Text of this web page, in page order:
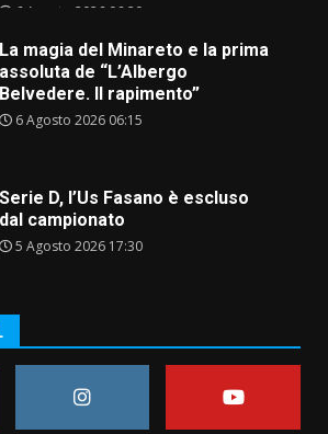
6 Agosto 2026 06:20
La magia del Minareto e la prima
assoluta de “L’Albergo
Belvedere. Il rapimento”
6 Agosto 2026 06:15
Serie D, l’Us Fasano è escluso
dal campionato
5 Agosto 2026 17:30
in azione nelle